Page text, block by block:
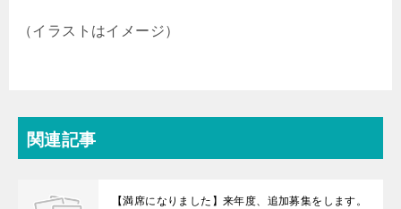
（イラストはイメージ）
関連記事
【満席になりました】来年度、追加募集をします。